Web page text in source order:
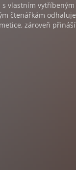
vlastním vytříbeným
čtenářkám odhaluje
zároveň přináší